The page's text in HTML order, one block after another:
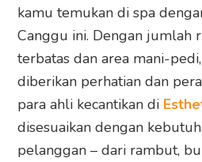
kamu temukan di spa
Canggu ini. Dengan jumlah
terbatas dan area mani-
diberikan perhatian dan
para ahli kecantikan di
disesuaikan dengan
pelanggan – dari rambut,